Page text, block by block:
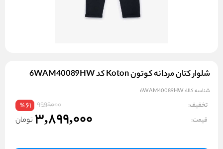
شلوار کتان مردانه کوتون Koton کد 6WAM40089HW
شناسه کالا: 6WAM40089HW
تخفیف: 9999000
61
%
قیمت: 3,899,000 تومان